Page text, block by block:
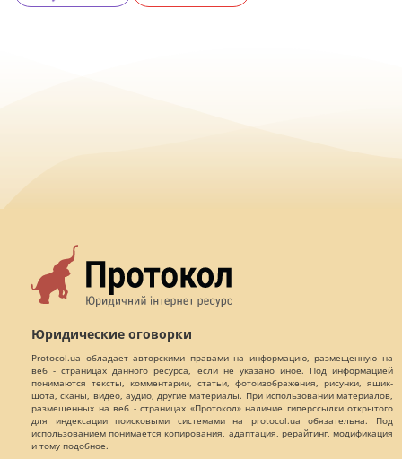
Юридические оговорки
Protocol.ua обладает авторскими правами на информацию, размещенную на
веб - страницах данного ресурса, если не указано иное. Под информацией
понимаются тексты, комментарии, статьи, фотоизображения, рисунки, ящик-
шота, сканы, видео, аудио, другие материалы. При использовании материалов,
размещенных на веб - страницах «Протокол» наличие гиперссылки открытого
для индексации поисковыми системами на protocol.ua обязательна. Под
использованием понимается копирования, адаптация, рерайтинг, модификация
и тому подобное.